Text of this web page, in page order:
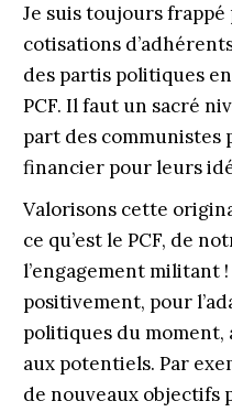
Je suis toujours frappé
cotisations
des partis politiques
PCF. Il faut un sacré
part des
financier pour leurs
Valorisons cette
ce qu’est le PCF, de
l’engagement militant
positivement, pour
politiques du moment,
aux potentiels. Par
de nouveaux objectifs